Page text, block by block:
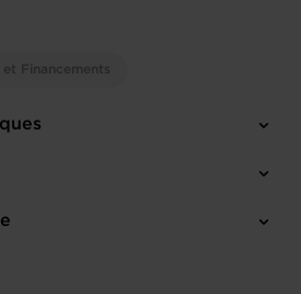
et Financements